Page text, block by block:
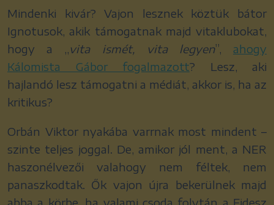
Mindenki kivár? Vajon lesznek köztük bátor
Ignotusok, akik támogatnak majd vitaklubokat,
hogy a „vita ismét, vita legyen”, ahogy
Kálomista Gábor fogalmazott? Lesz, aki
hajlandó lesz támogatni a médiát, akkor is, ha az
kritikus?
Orbán Viktor nyakába varrnak most mindent –
szinte teljes joggal. De, amikor jól ment, a NER
haszonélvezői valahogy nem féltek, nem
panaszkodtak. Ők vajon újra bekerülnek majd